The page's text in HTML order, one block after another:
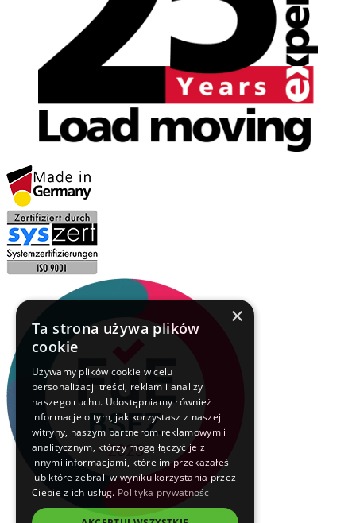
×
Ta strona używa plików
cookie
Używamy plików cookie w celu
personalizacji treści, reklam i analizy
naszego ruchu. Udostępniamy również
informacje o tym, jak korzystasz z naszej
witryny, naszym partnerom reklamowym i
analitycznym, którzy mogą łączyć je z
innymi informacjami, które im przekazałeś
lub które zebrali w wyniku korzystania przez
Ciebie z ich usług. Polityka prywatności